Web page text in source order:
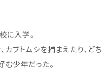
に入学。
ブトムシを捕まえたり、どち
む少年だった。